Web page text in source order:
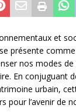
et
présente
nos modes
En conjuguant
urbain,
pour l’avenir de